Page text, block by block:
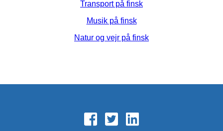
Transport på finsk
Musik på finsk
Natur og vejr på finsk